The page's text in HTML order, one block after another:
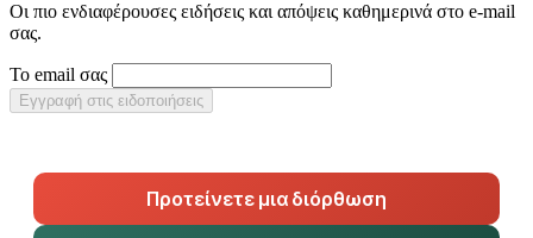
Οι πιο ενδιαφέρουσες ειδήσεις και απόψεις καθημερινά στο e-mail
σας.
Το email σας
Εγγραφή στις ειδοποιήσεις
Προτείνετε μια διόρθωση